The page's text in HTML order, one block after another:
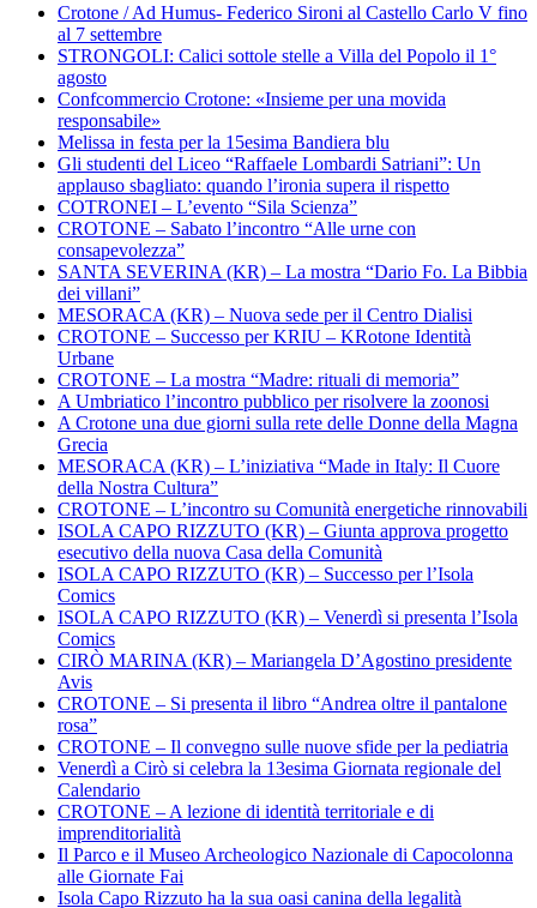
Crotone / Ad Humus- Federico Sironi al Castello Carlo V fino
al 7 settembre
STRONGOLI: Calici sottole stelle a Villa del Popolo il 1°
agosto
Confcommercio Crotone: «Insieme per una movida
responsabile»
Melissa in festa per la 15esima Bandiera blu
Gli studenti del Liceo “Raffaele Lombardi Satriani”: Un
applauso sbagliato: quando l’ironia supera il rispetto
COTRONEI – L’evento “Sila Scienza”
CROTONE – Sabato l’incontro “Alle urne con
consapevolezza”
SANTA SEVERINA (KR) – La mostra “Dario Fo. La Bibbia
dei villani”
MESORACA (KR) – Nuova sede per il Centro Dialisi
CROTONE – Successo per KRIU – KRotone Identità
Urbane
CROTONE – La mostra “Madre: rituali di memoria”
A Umbriatico l’incontro pubblico per risolvere la zoonosi
A Crotone una due giorni sulla rete delle Donne della Magna
Grecia
MESORACA (KR) – L’iniziativa “Made in Italy: Il Cuore
della Nostra Cultura”
CROTONE – L’incontro su Comunità energetiche rinnovabili
ISOLA CAPO RIZZUTO (KR) – Giunta approva progetto
esecutivo della nuova Casa della Comunità
ISOLA CAPO RIZZUTO (KR) – Successo per l’Isola
Comics
ISOLA CAPO RIZZUTO (KR) – Venerdì si presenta l’Isola
Comics
CIRÒ MARINA (KR) – Mariangela D’Agostino presidente
Avis
CROTONE – Si presenta il libro “Andrea oltre il pantalone
rosa”
CROTONE – Il convegno sulle nuove sfide per la pediatria
Venerdì a Cirò si celebra la 13esima Giornata regionale del
Calendario
CROTONE – A lezione di identità territoriale e di
imprenditorialità
Il Parco e il Museo Archeologico Nazionale di Capocolonna
alle Giornate Fai
Isola Capo Rizzuto ha la sua oasi canina della legalità